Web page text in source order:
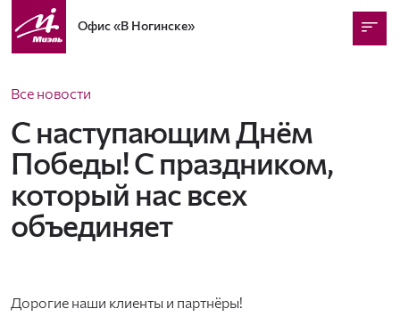
Офис«В Ногинске»
Все новости
С наступающим Днём
Победы! С праздником,
который нас всех
объединяет
Дорогие наши клиенты и партнёры!